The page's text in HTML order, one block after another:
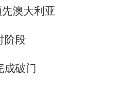
澳大利亚
阶段
成破门